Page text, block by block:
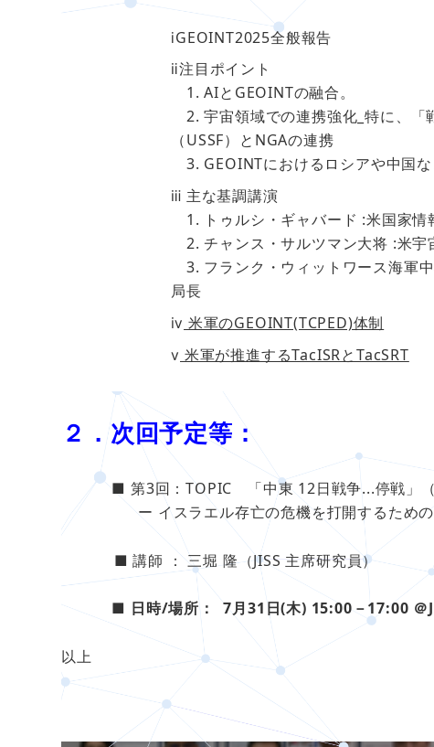
ⅰGEOINT2025全般報告
ⅱ注目ポイント
1. AIとGEOINTの融合。
2. 宇宙領域での連携強化_特に、「
（USSF）とNGAの連携
3. GEOINTにおけるロシアや中国
ⅲ 主な基調講演
1. トゥルシ・ギャバード :米国家情
2. チャンス・サルツマン大将 :米宇
3. フランク・ウィットワース海軍
局長
ⅳ 米軍のGEOINT(TCPED)体制
ⅴ 米軍が推進するTacISRとTacSRT
２．次回予定等：
■ 第3回：TOPIC 「中東 12日戦争...停戦」
ー イスラエル存亡の危機を打開するための先
■ 講師 ： 三堀 隆（JISS 主席研究員）
■ 日時/場所： 7月31日(木) 15:00－17:00 ＠
以上